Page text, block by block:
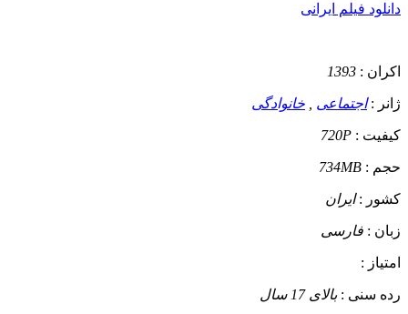
دانلود فیلم ایرانی
اکران : 1393
ژانر :اجتماعی خانوادگی
کیفیت : 720P
حجم : 734MB
کشور :ایران
زبان : فارسی
امتیاز :
رده سنی :بالای 17 سال